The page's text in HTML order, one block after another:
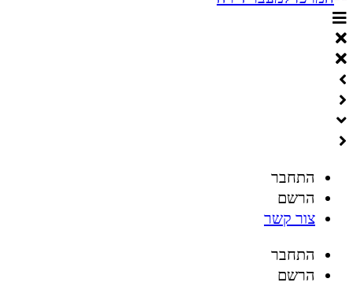
התחבר
הרשם
צור קשר
התחבר
הרשם